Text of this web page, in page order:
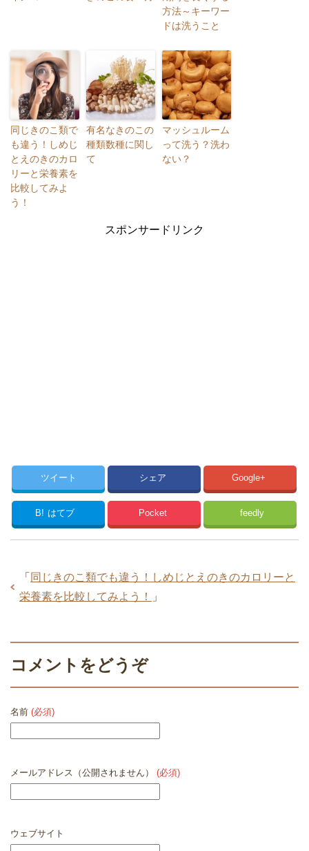
方法～キーワー
ドは洗うこと
同じきのこ類で
も違う！しめじ
とえのきのカロ
リーと栄養素を
比較してみよ
う！
有名なきのこの
種類数種に関し
て
マッシュルーム
って洗う？洗わ
ない？
スポンサードリンク
ツイート シェア Google+
B! はてブ Pocket feedly
「 同じきのこ類でも違う！しめじとえのきのカロリーと
栄養素を比較してみよう！
」
コメントをどうぞ
名前 (必須)
メールアドレス（公開されません） (必須)
ウェブサイト